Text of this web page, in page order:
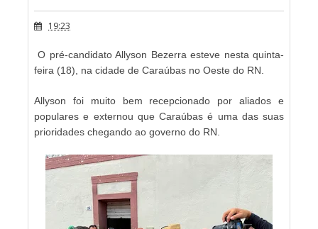
19:23
O pré-candidato Allyson Bezerra esteve nesta quinta-
feira (18), na cidade de Caraúbas no Oeste do RN.
Allyson foi muito bem recepcionado por aliados e
populares e externou que Caraúbas é uma das suas
prioridades chegando ao governo do RN.